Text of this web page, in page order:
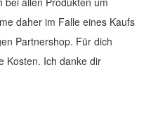
daher im Falle eines Kaufs
Partnershop. Für dich
Kosten. Ich danke dir